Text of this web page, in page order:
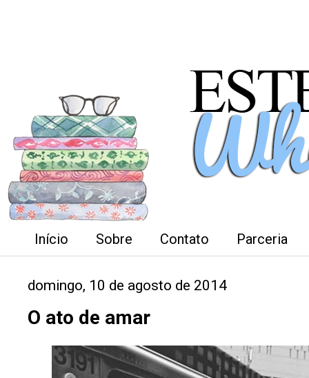
Início Sobre Contato Parceria
domingo, 10 de agosto de 2014
O ato de amar